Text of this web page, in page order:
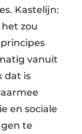
Kastelijn:
zou
vanuit
dat is
en sociale
te